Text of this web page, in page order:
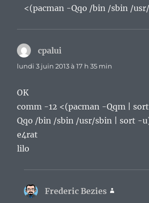
<(pacman -Qqo /bin /sbin /
cpalui
lundi 3 juin 2013 à 17 h 35 min
OK
comm -12 <(pacman -Qqm |
Qqo /bin /sbin /usr/sbin | sort -
e4rat
lilo
Frederic Bezies